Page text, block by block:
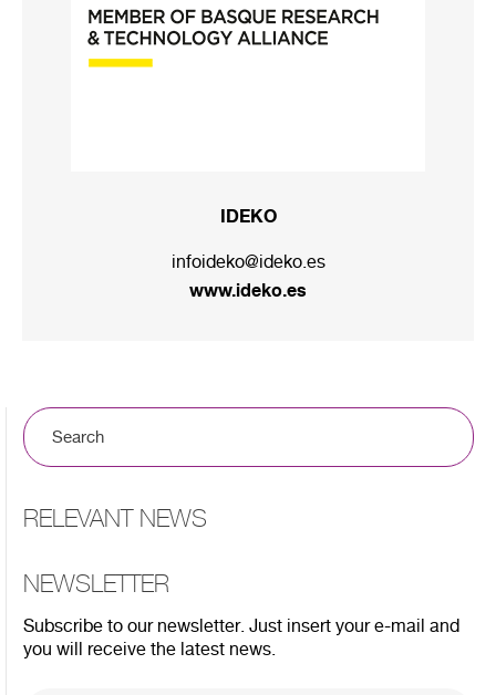
IDEKO
infoideko@ideko.es
www.ideko.es
RELEVANT NEWS
NEWSLETTER
Subscribe to our newsletter. Just insert your e-mail and
you will receive the latest news.